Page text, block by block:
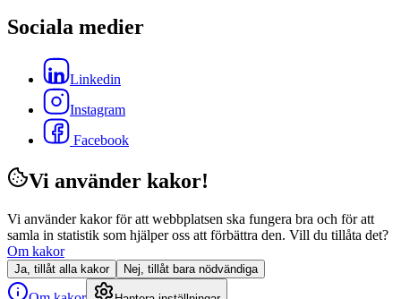
Sociala medier
Linkedin
Instagram
Facebook
Vi använder kakor!
Vi använder kakor för att webbplatsen ska fungera bra och för att
samla in statistik som hjälper oss att förbättra den. Vill du tillåta det?
Om kakor
Ja, tillåt alla kakor Nej, tillåt bara nödvändiga